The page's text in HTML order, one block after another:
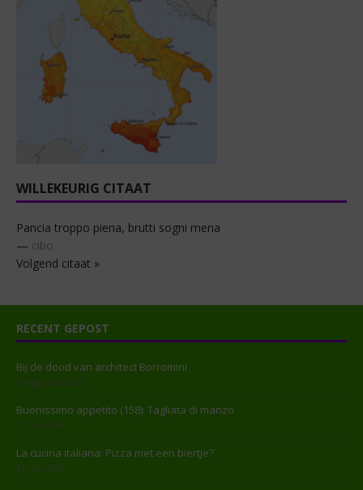
WILLEKEURIG CITAAT
Pancia troppo piena, brutti sogni mena
— cibo
Volgend citaat »
RECENT GEPOST
Bij de dood van architect Borromini
1 augustus 2026
Buonissimo appetito (158): Tagliata di manzo
31 juli 2026
La cucina italiana: Pizza met een biertje?
31 juli 2026